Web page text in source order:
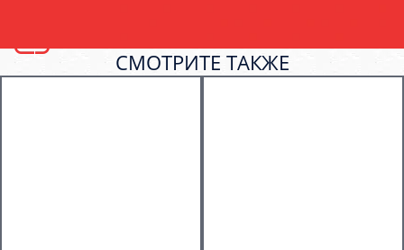
СМОТРИТЕ ТАКЖЕ